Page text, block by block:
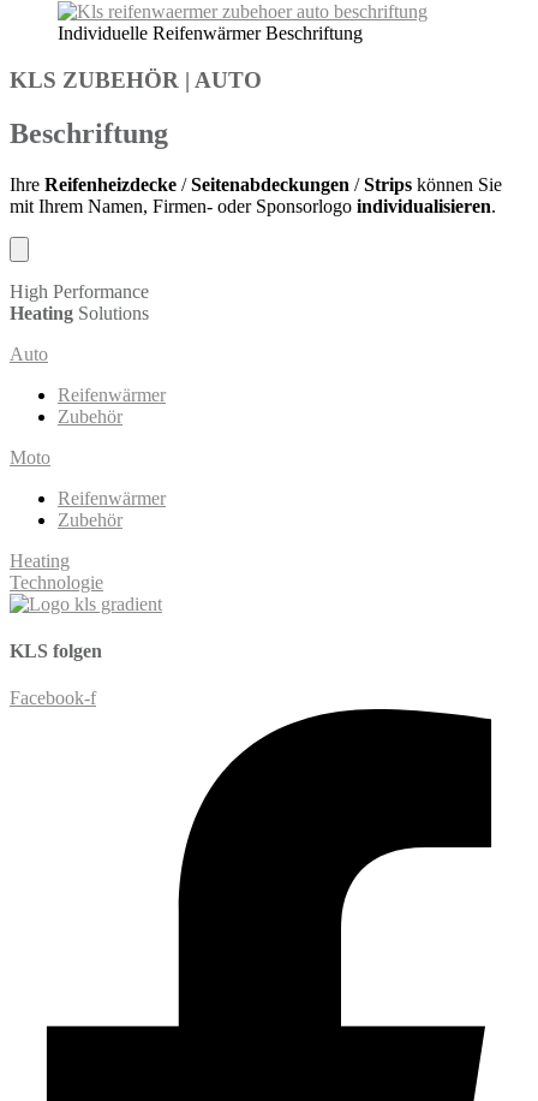
Individuelle Reifenwärmer Beschriftung
KLS ZUBEHÖR | AUTO
Beschriftung
Ihre Reifenheizdecke /Seitenabdeckungen /Strips können Sie
mit Ihrem Namen, Firmen- oder Sponsorlogo individualisieren.
High Performance
Heating Solutions
Auto
Reifenwärmer
Zubehör
Moto
Reifenwärmer
Zubehör
Heating
Technologie
KLS folgen
Facebook-f